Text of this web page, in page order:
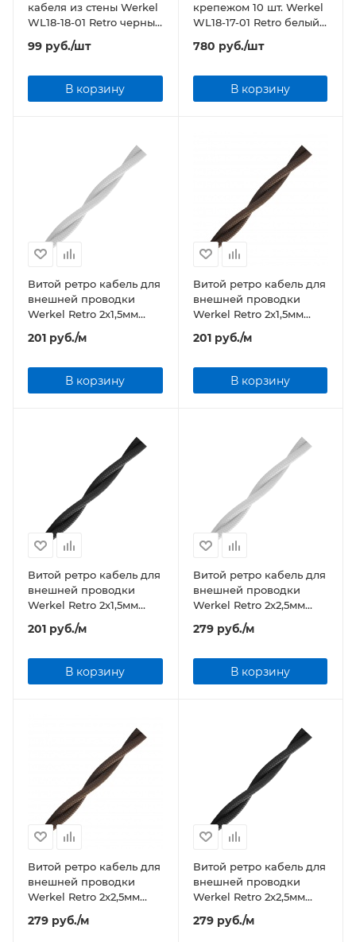
кабеля из стены Werkel
WL18-18-01 Retro черный
99 руб./шт
В корзину
крепежом 10 шт. Werkel
WL18-17-01 Retro белый
780 руб./шт
В корзину
Витой ретро кабель для
внешней проводки
Werkel Retro 2х1,5мм
201 руб./м
В корзину
Витой ретро кабель для
внешней проводки
Werkel Retro 2х1,5мм
коричневый
201руб./м
В корзину
Витой ретро кабель для
внешней проводки
Werkel Retro 2х1,5мм
201 руб./м
В корзину
Витой ретро кабель для
внешней проводки
Werkel Retro 2х2,5мм
279руб./м
В корзину
Витой ретро кабель для
внешней проводки
Werkel Retro 2х2,5мм
коричневый
279 руб./м
Витой ретро кабель для
внешней проводки
Werkel Retro 2х2,5мм
279руб./м